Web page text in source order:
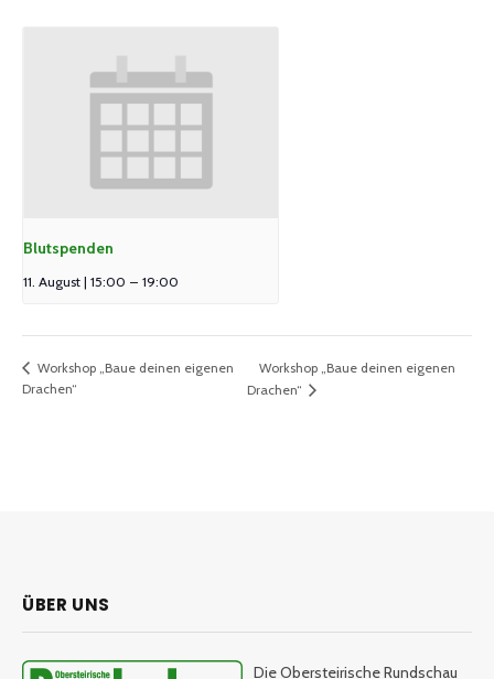
Blutspenden
11. August | 15:00 – 19:00
Workshop „Baue deinen eigenen
Drachen“
Workshop „Baue deinen eigenen
Drachen“
ÜBER UNS
Die Obersteirische Rundschau